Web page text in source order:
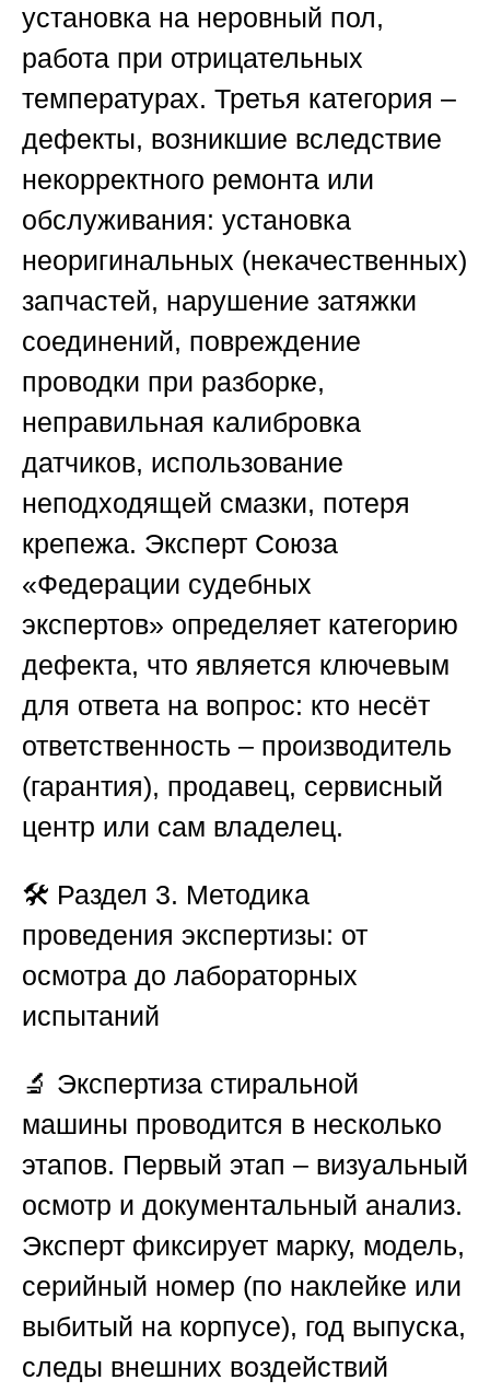
установка на неровный пол,
работа при отрицательных
температурах. Третья категория –
дефекты, возникшие вследствие
некорректного ремонта или
обслуживания: установка
неоригинальных (некачественных)
запчастей, нарушение затяжки
соединений, повреждение
проводки при разборке,
неправильная калибровка
датчиков, использование
неподходящей смазки, потеря
крепежа. Эксперт Союза
«Федерации судебных
экспертов» определяет категорию
дефекта, что является ключевым
для ответа на вопрос: кто несёт
ответственность – производитель
(гарантия), продавец, сервисный
центр или сам владелец.
🛠️ Раздел 3. Методика
проведения экспертизы: от
осмотра до лабораторных
испытаний
🔬 Экспертиза стиральной
машины проводится в несколько
этапов. Первый этап – визуальный
осмотр и документальный анализ.
Эксперт фиксирует марку, модель,
серийный номер (по наклейке или
выбитый на корпусе), год выпуска,
следы внешних воздействий